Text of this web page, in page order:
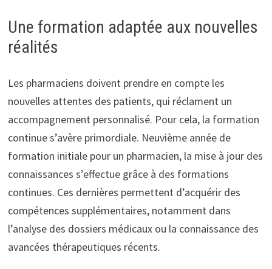
Une formation adaptée aux nouvelles
réalités
Les pharmaciens doivent prendre en compte les
nouvelles attentes des patients, qui réclament un
accompagnement personnalisé. Pour cela, la formation
continue s’avère primordiale. Neuvième année de
formation initiale pour un pharmacien, la mise à jour des
connaissances s’effectue grâce à des formations
continues. Ces dernières permettent d’acquérir des
compétences supplémentaires, notamment dans
l’analyse des dossiers médicaux ou la connaissance des
avancées thérapeutiques récents.